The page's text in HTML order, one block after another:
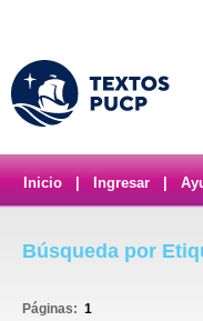
Inicio Ingresar
Búsqueda por
Páginas: 1